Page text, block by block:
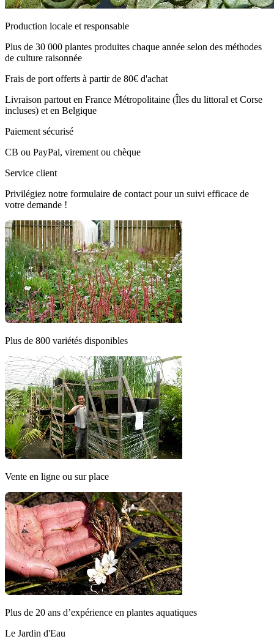
Production locale et responsable
Plus de 30 000 plantes produites chaque année selon des méthodes
de culture raisonnée
Frais de port offerts à partir de 80€ d'achat
Livraison partout en France Métropolitaine (Îles du littoral et Corse
incluses) et en Belgique
Paiement sécurisé
CB ou PayPal, virement ou chèque
Service client
Privilégiez notre formulaire de contact pour un suivi efficace de
votre demande !
Plus de 800 variétés disponibles
Vente en ligne ou sur place
Plus de 20 ans d’expérience en plantes aquatiques
Le Jardin d'Eau